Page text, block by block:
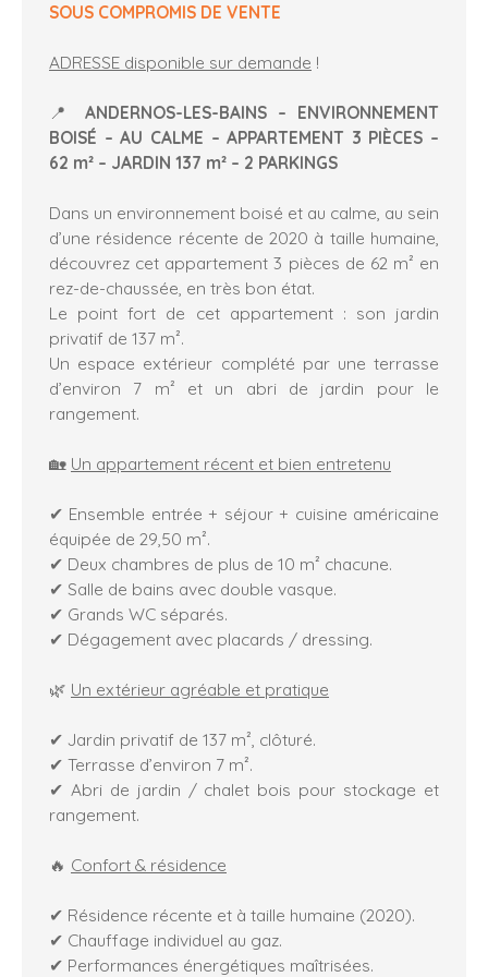
SOUS COMPROMIS DE VENTE
ADRESSE disponible sur demande !
📍 ANDERNOS-LES-BAINS – ENVIRONNEMENT
BOISÉ – AU CALME – APPARTEMENT 3 PIÈCES –
62 m² – JARDIN 137 m² – 2 PARKINGS
Dans un environnement boisé et au calme, au sein
d’une résidence récente de 2020 à taille humaine,
découvrez cet appartement 3 pièces de 62 m² en
rez-de-chaussée, en très bon état.
Le point fort de cet appartement : son jardin
privatif de 137 m².
Un espace extérieur complété par une terrasse
d’environ 7 m² et un abri de jardin pour le
rangement.
🏡 Un appartement récent et bien entretenu
✔ Ensemble entrée + séjour + cuisine américaine
équipée de 29,50 m².
✔ Deux chambres de plus de 10 m² chacune.
✔ Salle de bains avec double vasque.
✔ Grands WC séparés.
✔ Dégagement avec placards / dressing.
🌿 Un extérieur agréable et pratique
✔ Jardin privatif de 137 m², clôturé.
✔ Terrasse d’environ 7 m².
✔ Abri de jardin / chalet bois pour stockage et
rangement.
🔥 Confort & résidence
✔ Résidence récente et à taille humaine (2020).
✔ Chauffage individuel au gaz.
✔ Performances énergétiques maîtrisées.